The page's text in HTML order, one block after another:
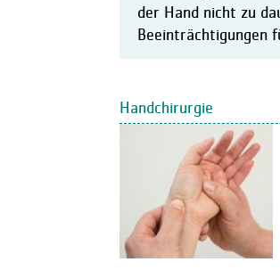
der Hand nicht zu
Beeinträchtigungen
Handchirurgie